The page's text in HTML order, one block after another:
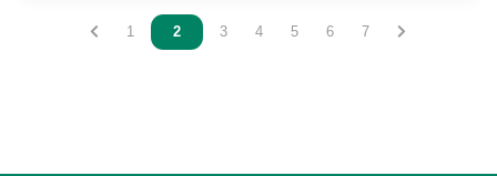
Vous êtes sur la page
1 Vous êtes sur la page
2 Vous êtes sur la page
3 Vous êtes sur la page
4 Vous êtes sur la page
5 Vous êtes sur la page
6 Vous êtes sur la
7